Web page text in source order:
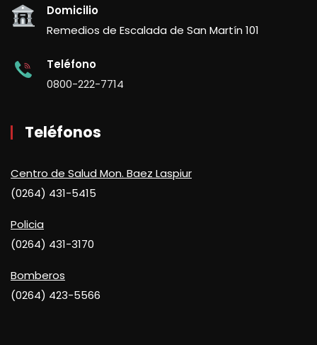
Domicilio
Remedios de Escalada de San Martín 101
Teléfono
0800-222-7714
Teléfonos
Centro de Salud Mon. Baez Laspiur
(0264) 431-5415
Policia
(0264) 431-3170
Bomberos
(0264) 423-5566